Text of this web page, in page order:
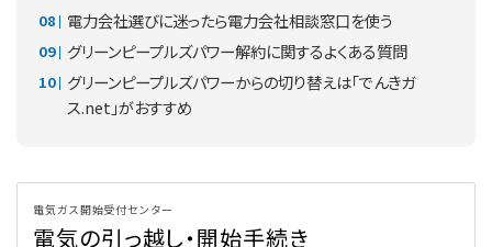
電力会社選びに迷ったら電力会社相談窓口を使う
グリーンピープルズパワー解約に関するよくある質問
グリーンピープルズパワーからの切り替えは「でんきガ
ス.net」がおすすめ
電気ガス開始受付センター
電気の引っ越し・開始手続き